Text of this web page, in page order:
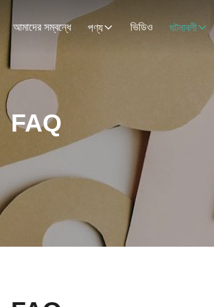
আমাদের সম্বন্ধে পণ্য ভিডিও ঘটনাবলী
FAQ